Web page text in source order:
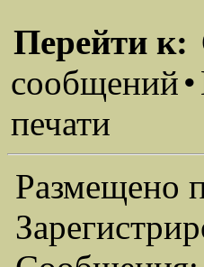
Перейти к:
сообщений•
печати
Размещено